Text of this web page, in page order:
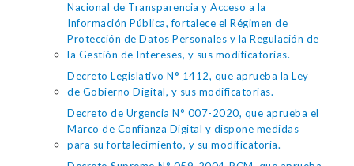
Nacional de Transparencia y Acceso a la
Información Pública, fortalece el Régimen de
Protección de Datos Personales y la Regulación de
la Gestión de Intereses, y sus modificatorias.
Decreto Legislativo N° 1412, que aprueba la Ley
de Gobierno Digital, y sus modificatorias.
Decreto de Urgencia N° 007-2020, que aprueba el
Marco de Confianza Digital y dispone medidas
para su fortalecimiento, y su modificatoria.